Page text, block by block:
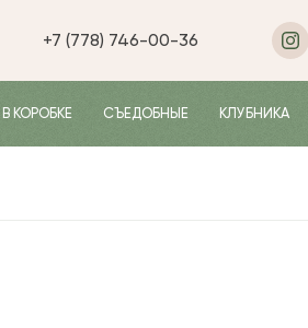
+7 (778) 746-00-36
В КОРОБКЕ СЪЕДОБНЫЕ КЛУБНИКА